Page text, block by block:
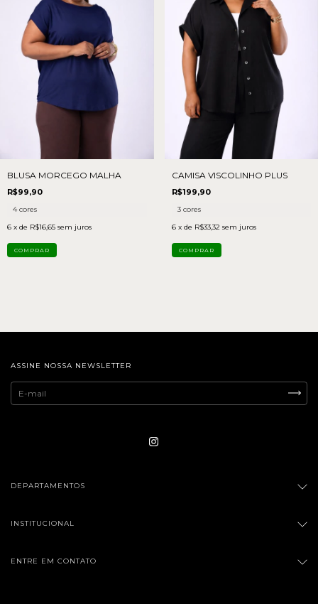
BLUSA MORCEGO MALHA
R$99,90
4 cores
6 x de R$16,65 sem juros
COMPRAR
CAMISA VISCOLINHO PLUS
R$199,90
3 cores
6 x de R$33,32 sem juros
COMPRAR
ASSINE NOSSA NEWSLETTER
DEPARTAMENTOS
INSTITUCIONAL
ENTRE EM CONTATO